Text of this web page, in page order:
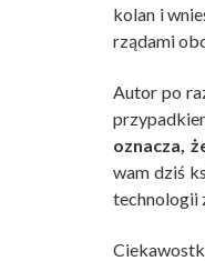
kolan i
rządami
Autor po
oznacza,
wam dziś
technologii